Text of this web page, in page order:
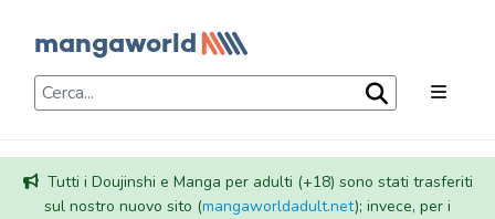
Tutti i Doujinshi e Manga per adulti (+18) sono stati trasferiti
sul nostro nuovo sito (mangaworldadult.net); invece, per i